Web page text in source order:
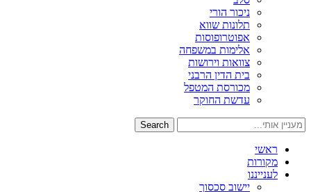
ניכור הורי
תלונות שווא
אפוטרופוסות
אלימות במשפחה
צוואות וירושות
בית הדין הרבני
מכורסת המטפל
עדשת החוקר
Search
ראשי
מקורות
לענייננו
יישוב סכסוך